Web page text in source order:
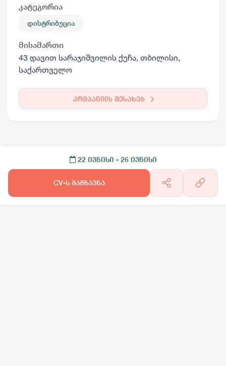
კატეგორია
დისტრიბუცია
მისამართი
43 დავით სარაჯიშვილის ქუჩა, თბილისი,
საქართველო
კომპანიის შესახებ
22 ივნისი - 26 ივნისი
CV-ს გაგზავნა